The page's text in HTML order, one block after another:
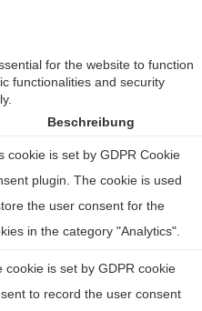
for the website to function
functionalities and security
Beschreibung
cookie is set by GDPR Cookie
plugin. The cookie is used
the user consent for the
in the category "Analytics".
cookie is set by GDPR cookie
to record the user consent